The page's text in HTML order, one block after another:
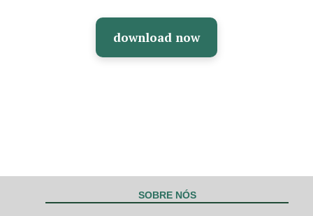
download now
SOBRE NÓS